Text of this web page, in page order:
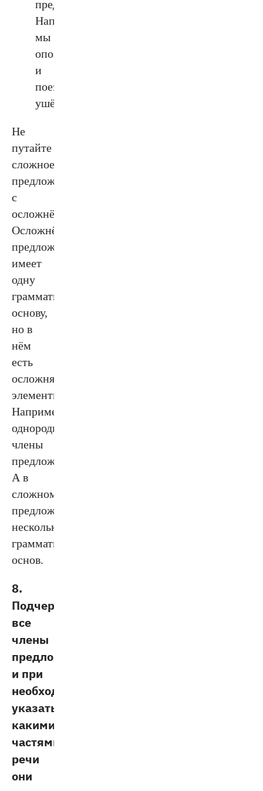
предложение.
Например:
мы
опоздали,
и
поезд
ушёл.
Не
путайте
сложное
предложение
с
осложнённым.
Осложнённое
предложение
имеет
одну
грамматическую
основу,
но в
нём
есть
осложняющие
элементы.
Например,
однородные
члены
предложения.
А в
сложном
предложении
несколько
грамматических
основ.
8.
Подчеркнуть
все
члены
предложения
и при
необходимости
указать,
какими
частями
речи
они